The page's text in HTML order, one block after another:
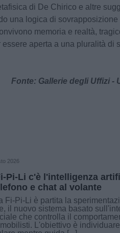
di De Chirico e altre
una logica di sovrapposizione
memoria e realtà,
aperta a una pluralità di
Fonte: Gallerie degli Uffizi -
2026
Pi-Li c'è l'intelligenza
e chat al volante
Fi-Pi-Li è partita la
il nuovo sistema basato
che controlla il
L'obiettivo è